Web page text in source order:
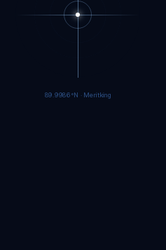
89.9984°N · Meritking